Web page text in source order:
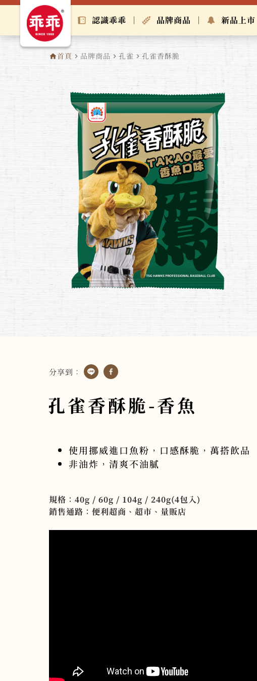
認識乖乖 品牌商品 新品上市
home首頁 navigate_next 品牌商品navigate_next 孔雀 navigate_next 孔雀香酥脆
分享到：
孔雀香酥脆-香魚
使用挪威進口魚粉，口感酥脆，萬搭飲品
非油炸，清爽不油膩
規格：40g / 60g / 104g / 240g(4包入)
銷售通路：便利超商、超市、量販店